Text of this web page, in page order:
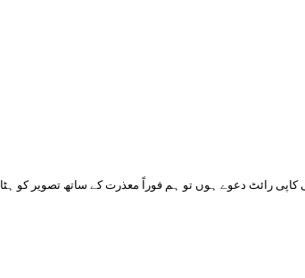
کاپی رائٹ دعوے ہوں تو ہم فوراً معذرت کے ساتھ تصویر کو